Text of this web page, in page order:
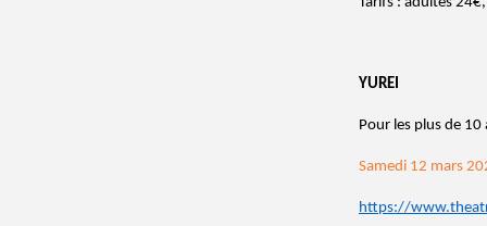
YUREI
Pour les plus de 10
Samedi 12 mars
https://